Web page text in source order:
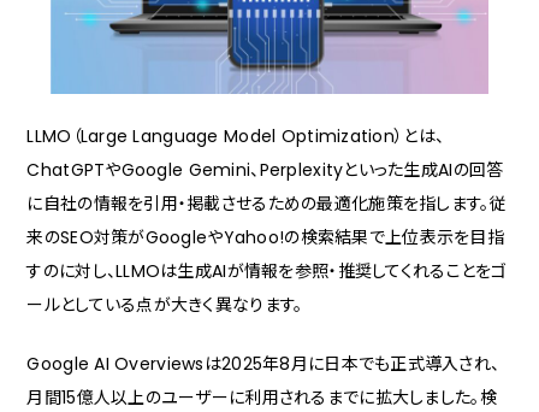
E-E-A-Tを強化するコンテンツ制作
サイテーション（言及）の獲得
FAQ形式のコンテンツ整備
LLMO対策の費用相場と投資対効果
LLMO対策の費用相場
投資規模と成果の関係
効果が出るまでの期間
石川県の事業者がLLMO対策で成果を出すためのポイン
ト
自社の強みと独自性を明確にする
既存のSEO・MEO対策との連携を意識する
LLMO（Large Language Model Optimization）とは、
ChatGPTやGoogle Gemini、Perplexityといった生成AIの回答
に自社の情報を引用・掲載させるための最適化施策を指します。従
来のSEO対策がGoogleやYahoo!の検索結果で上位表示を目指
すのに対し、LLMOは生成AIが情報を参照・推奨してくれることをゴ
ールとしている点が大きく異なります。
Google AI Overviewsは2025年8月に日本でも正式導入され、
月間15億人以上のユーザーに利用されるまでに拡大しました。検